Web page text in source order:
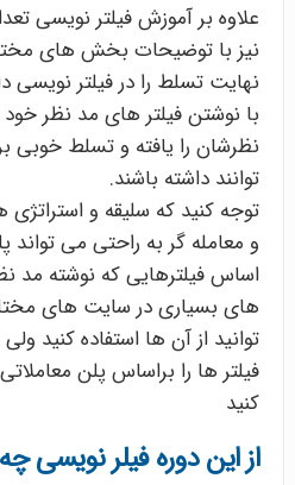
علاوه بر آموزش فیلتر نویسی
نیز با توضیحات بخش های
نهایت تسلط را در فیلتر نویسی
با نوشتن فیلتر های مد نظر
نظرشان را یافته و تسلط خوبی
توانند داشته باشند.
توجه کنید که سلیقه و
و معامله گر به راحتی می تواند
اساس فیلترهایی که نوشته مد
های بسیاری در سایت های
توانید از آن ها استفاده کنید
فیلتر ها را براساس پلن
کنید
از این دوره فیلر نویسی